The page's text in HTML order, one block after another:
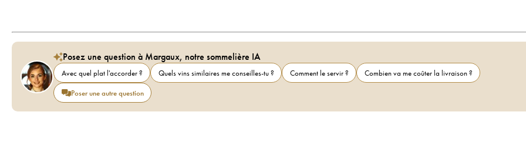
Posez une question à Margaux, notre sommelière IA
Avec quel plat l'accorder ? Quels vins similaires me conseilles-tu ? Comment le servir ?
Combien va me coûter la livraison ?
Poser une autre question